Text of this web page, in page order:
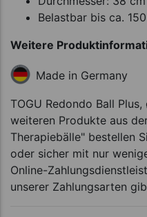
Belastbar bis ca.
Weitere
Made in Germany
TOGU Redondo Ball
weiteren Produkte aus
Therapiebälle" bestellen
oder sicher mit nur
Online-
unserer Zahlungsarten